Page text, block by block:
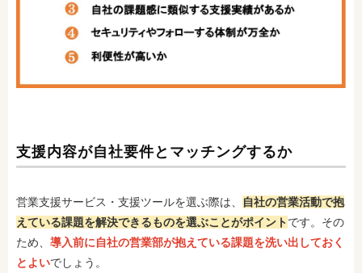
支援内容が自社要件とマッチングするか
営業支援サービス・支援ツールを選ぶ際は、
自社の営業活動で抱
えている課題を解決できるものを選ぶことがポイントです。その
ため、 導入前に自社の営業部が抱えている課題を洗い出しておく
とよいでしょう。